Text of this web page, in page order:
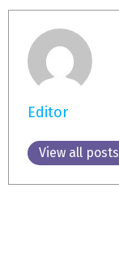
Editor
View all posts